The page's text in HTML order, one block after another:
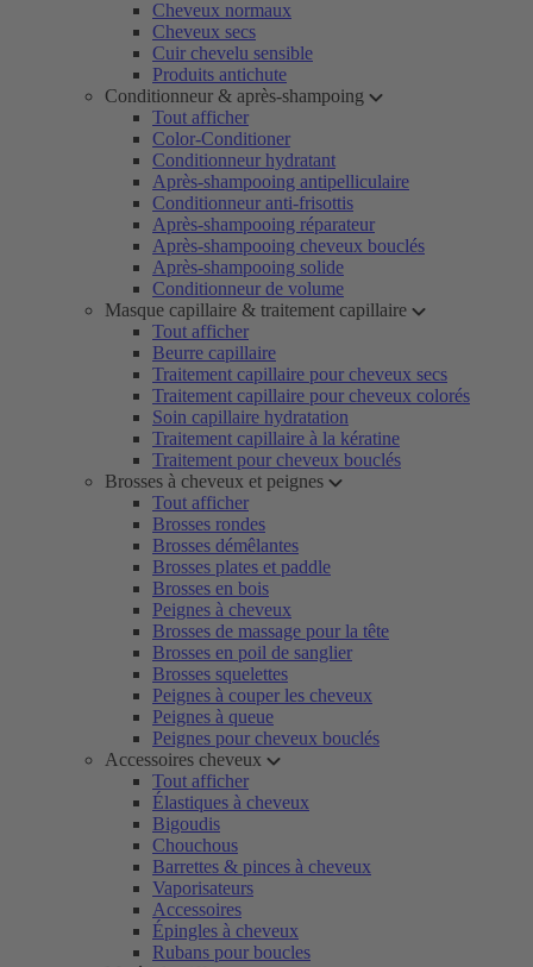
Cheveux normaux
Cheveux secs
Cuir chevelu sensible
Produits antichute
Conditionneur & après-shampoing
Tout afficher
Color-Conditioner
Conditionneur hydratant
Après-shampooing antipelliculaire
Conditionneur anti-frisottis
Après-shampooing réparateur
Après-shampooing cheveux bouclés
Après-shampooing solide
Conditionneur de volume
Masque capillaire & traitement capillaire
Tout afficher
Beurre capillaire
Traitement capillaire pour cheveux secs
Traitement capillaire pour cheveux colorés
Soin capillaire hydratation
Traitement capillaire à la kératine
Traitement pour cheveux bouclés
Brosses à cheveux et peignes
Tout afficher
Brosses rondes
Brosses démêlantes
Brosses plates et paddle
Brosses en bois
Peignes à cheveux
Brosses de massage pour la tête
Brosses en poil de sanglier
Brosses squelettes
Peignes à couper les cheveux
Peignes à queue
Peignes pour cheveux bouclés
Accessoires cheveux
Tout afficher
Élastiques à cheveux
Bigoudis
Chouchous
Barrettes & pinces à cheveux
Vaporisateurs
Accessoires
Épingles à cheveux
Rubans pour boucles